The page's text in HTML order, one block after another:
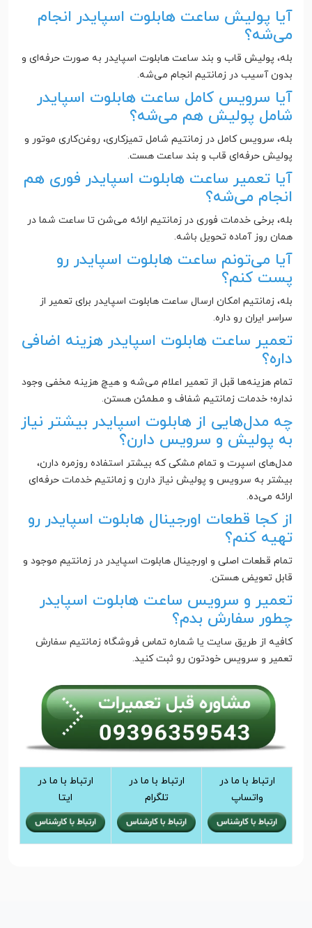
آیا پولیش ساعت هابلوت اسپایدر انجام
می‌شه؟
بله، پولیش قاب و بند ساعت هابلوت اسپایدر به صورت حرفه‌ای و
بدون آسیب در زمانتیم انجام می‌شه.
آیا سرویس کامل ساعت هابلوت اسپایدر
شامل پولیش هم می‌شه؟
بله، سرویس کامل در زمانتیم شامل تمیزکاری، روغن‌کاری موتور و
پولیش حرفه‌ای قاب و بند ساعت هست.
آیا تعمیر ساعت هابلوت اسپایدر فوری هم
انجام می‌شه؟
بله، برخی خدمات فوری در زمانتیم ارائه می‌شن تا ساعت شما در
همان روز آماده تحویل باشه.
آیا می‌تونم ساعت هابلوت اسپایدر رو
پست کنم؟
بله، زمانتیم امکان ارسال ساعت هابلوت اسپایدر برای تعمیر از
سراسر ایران رو داره.
تعمیر ساعت هابلوت اسپایدر هزینه اضافی
داره؟
تمام هزینه‌ها قبل از تعمیر اعلام می‌شه و هیچ هزینه مخفی وجود
نداره؛ خدمات زمانتیم شفاف و مطمئن هستن.
چه مدل‌هایی از هابلوت اسپایدر بیشتر نیاز
به پولیش و سرویس دارن؟
مدل‌های اسپرت و تمام مشکی که بیشتر استفاده روزمره دارن،
بیشتر به سرویس و پولیش نیاز دارن و زمانتیم خدمات حرفه‌ای
ارائه می‌ده.
از کجا قطعات اورجینال هابلوت اسپایدر رو
تهیه کنم؟
تمام قطعات اصلی و اورجینال هابلوت اسپایدر در زمانتیم موجود و
قابل تعویض هستن.
تعمیر و سرویس ساعت هابلوت اسپایدر
چطور سفارش بدم؟
کافیه از طریق سایت یا شماره تماس فروشگاه زمانتیم سفارش
تعمیر و سرویس خودتون رو ثبت کنید.
ارتباط با ما در
واتساپ
ارتباط با ما در
تلگرام
ارتباط با ما در
ایتا